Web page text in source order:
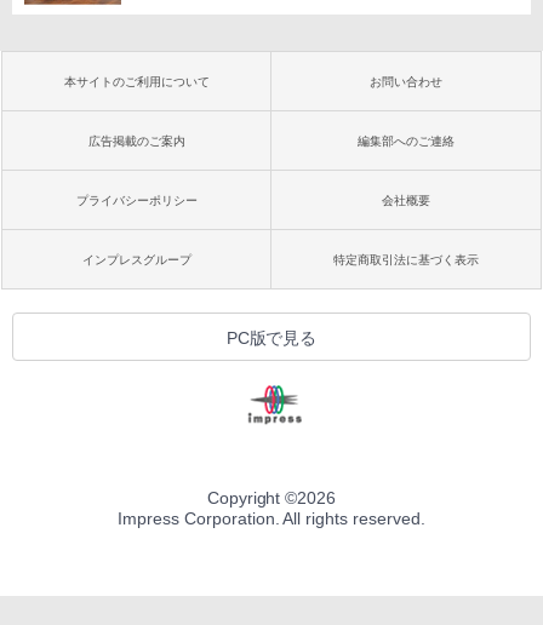
本サイトのご利用について お問い合わせ
広告掲載のご案内 編集部へのご連絡
プライバシーポリシー 会社概要
インプレスグループ 特定商取引法に基づく表示
PC版で見る
Copyright ©2026
Impress Corporation. All rights reserved.